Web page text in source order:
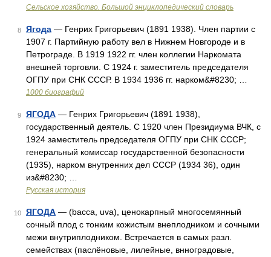
Сельское хозяйство. Большой энциклопедический словарь
8 Ягода — Генрих Григорьевич (1891 1938). Член партии с
1907 г. Партийную работу вел в Нижнем Новгороде и в
Петрограде. В 1919 1922 гг. член коллегии Наркомата
внешней торговли. С 1924 г. заместитель председателя
ОГПУ при СНК СССР. В 1934 1936 гг. нарком&#8230; …
1000 биографий
9 ЯГОДА — Генрих Григорьевич (1891 1938),
государственный деятель. С 1920 член Президиума ВЧК, с
1924 заместитель председателя ОГПУ при СНК СССР;
генеральный комиссар государственной безопасности
(1935), нарком внутренних дел СССР (1934 36), один
из&#8230; …
Русская история
10 ЯГОДА — (bacca, uva), ценокарпный многосемянный
сочный плод с тонким кожистым внеплодником и сочными
межи внутриплодником. Встречается в самых разл.
семействах (паслёновые, лилейные, внноградовые,